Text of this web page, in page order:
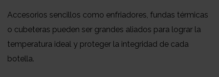
Accesorios sencillos como enfriadores, fundas térmicas
o cubeteras pueden ser grandes aliados para lograr la
temperatura ideal y proteger la integridad de cada
botella.